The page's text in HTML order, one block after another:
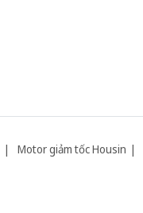
Motor giảm tốc Housin